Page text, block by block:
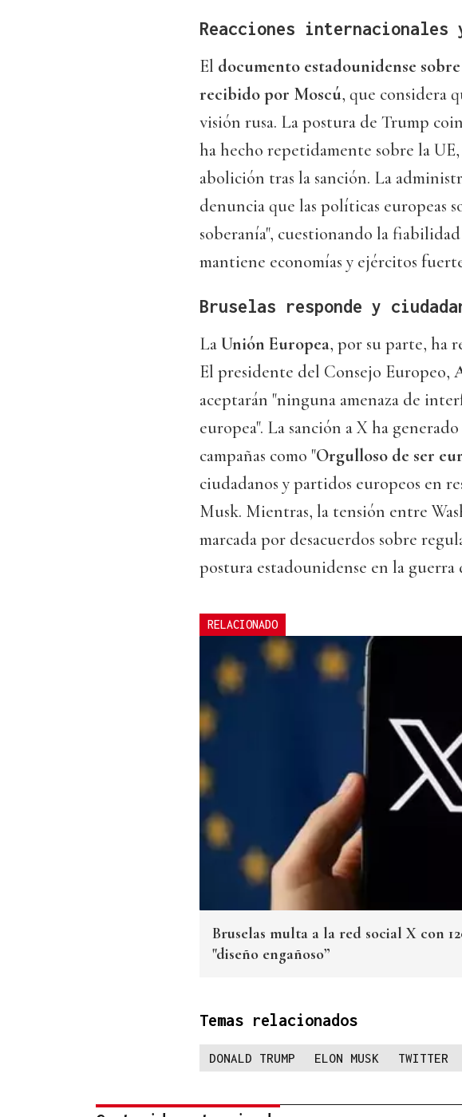
Reacciones
El documento estadounidense
recibido por Moscú, que considera
visión rusa. La postura de Trump
ha hecho repetidamente sobre la
abolición tras la sanción. La
denuncia que las políticas europeas
soberanía", cuestionando la
mantiene economías y ejércitos
Bruselas responde y
LaUnión Europea, por su parte, ha
El presidente del Consejo Europeo,
aceptarán "ninguna amenaza de
europea". La sanción a X ha
campañas como "Orgulloso de ser
ciudadanos y partidos europeos en
Musk. Mientras, la tensión entre
marcada por desacuerdos sobre
postura estadounidense en la guerra
RELACIONADO
Bruselas multa a la red social X con
"diseño engañoso”
Temas relacionados
DONALD TRUMP ELON MUSK TWITTER